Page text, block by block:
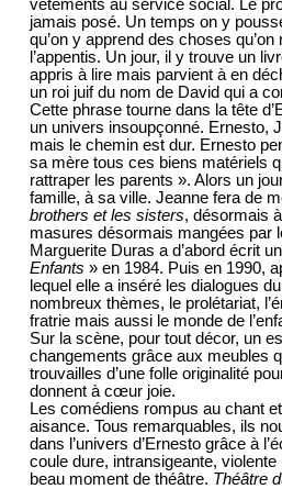
vêtements au service social. Le
jamais posé. Un temps on y
qu’on y apprend des choses
l’appentis. Un jour, il y trouve un
appris à lire mais parvient à en
un roi juif du nom de David qui a
Cette phrase tourne dans la tête
un univers insoupçonné. Ernesto,
mais le chemin est dur. Ernesto
sa mère tous ces biens matériels
rattraper les parents ». Alors un
famille, à sa ville. Jeanne fera de
brothers et les sisters, désormais
masures désormais mangées par
Marguerite Duras a d’abord écrit
Enfants » en 1984. Puis en 1990,
lequel elle a inséré les dialogues
nombreux thèmes, le prolétariat,
fratrie mais aussi le monde de
Sur la scène, pour tout décor, un
changements grâce aux meubles
trouvailles d’une folle originalité
donnent à cœur joie.
Les comédiens rompus au chant
aisance. Tous remarquables, ils
dans l’univers d’Ernesto grâce à
coule dure, intransigeante,
beau moment de théâtre. Théâtre